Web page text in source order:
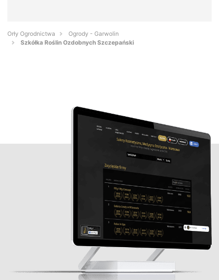
Orły Ogrodnictwa
Ogrody - Garwolin
Szkółka Roślin Ozdobnych Szczepański